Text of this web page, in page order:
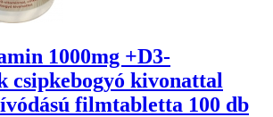
1000mg +D3-
csipkebogyó kivonattal
filmtabletta 100 db